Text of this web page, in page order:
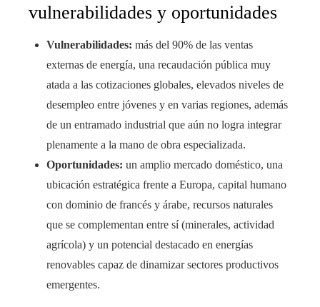
vulnerabilidades y oportunidades
Vulnerabilidades: más del 90% de las ventas
externas de energía, una recaudación pública muy
atada a las cotizaciones globales, elevados niveles de
desempleo entre jóvenes y en varias regiones, además
de un entramado industrial que aún no logra integrar
plenamente a la mano de obra especializada.
Oportunidades: un amplio mercado doméstico, una
ubicación estratégica frente a Europa, capital humano
con dominio de francés y árabe, recursos naturales
que se complementan entre sí (minerales, actividad
agrícola) y un potencial destacado en energías
renovables capaz de dinamizar sectores productivos
emergentes.